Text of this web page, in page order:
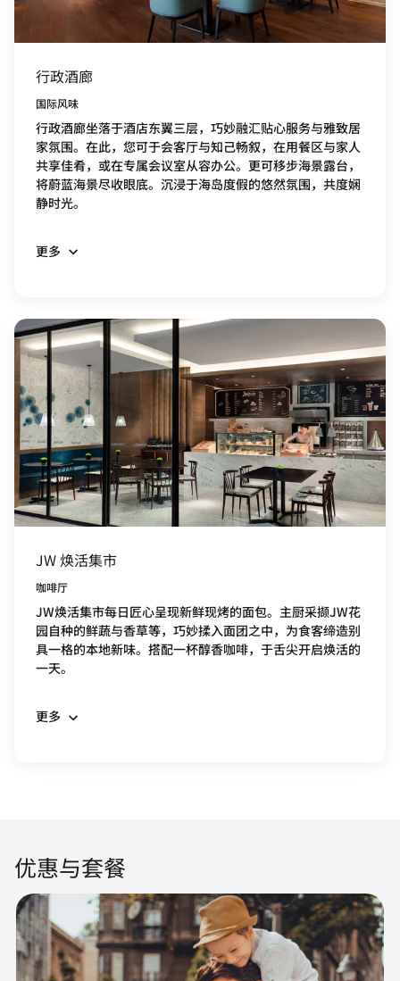
行政酒廊
国际风味
行政酒廊坐落于酒店东翼三层，巧妙融汇贴心服务与雅致居
家氛围。在此，您可于会客厅与知己畅叙，在用餐区与家人
共享佳肴，或在专属会议室从容办公。更可移步海景露台，
将蔚蓝海景尽收眼底。沉浸于海岛度假的悠然氛围，共度娴
静时光。
更多
JW 焕活集市
咖啡厅
JW焕活集市每日匠心呈现新鲜现烤的面包。主厨采撷JW花
园自种的鲜蔬与香草等，巧妙揉入面团之中，为食客缔造别
具一格的本地新味。搭配一杯醇香咖啡，于舌尖开启焕活的
一天。
更多
优惠与套餐